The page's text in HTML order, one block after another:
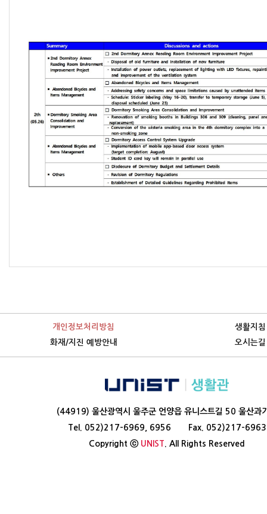
개인정보처리방침
생활지침
화재/지진 예방안내
오시는길
(44919) 울산광역시 울주군 언양읍 유니스트길 50 울산과
Tel. 052)217-6969, 6956
Fax. 052)217-6963
Copyright ⓒ UNIST . All Rights Reserved